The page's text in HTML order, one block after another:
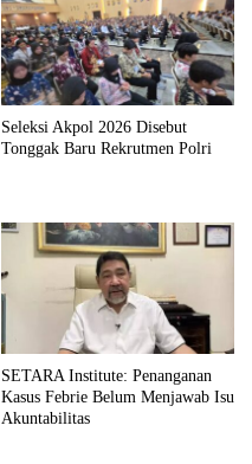
Seleksi Akpol 2026 Disebut
Tonggak Baru Rekrutmen Polri
SETARA Institute: Penanganan
Kasus Febrie Belum Menjawab Isu
Akuntabilitas